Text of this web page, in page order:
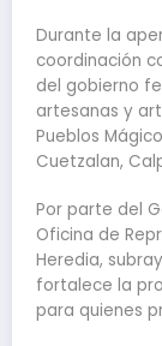
Durante la
coordinación
del gobierno
artesanas y
Pueblos
Cuetzalan,
Por parte del
Oficina de
Heredia,
fortalece la
para quienes